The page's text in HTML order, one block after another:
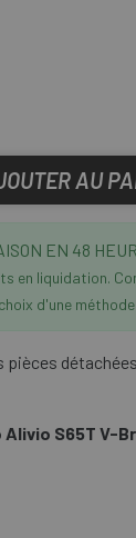
AU
EN 48
en liquidation.
d'une
S65T V-